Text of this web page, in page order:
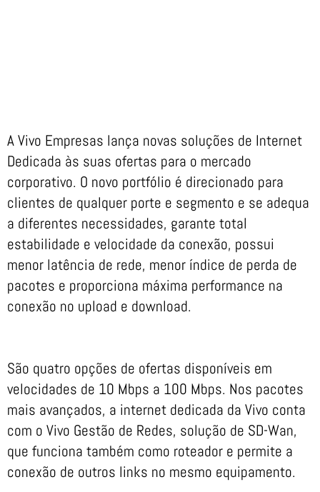
A Vivo Empresas lança novas soluções de Internet
Dedicada às suas ofertas para o mercado
corporativo. O novo portfólio é direcionado para
clientes de qualquer porte e segmento e se adequa
a diferentes necessidades, garante total
estabilidade e velocidade da conexão, possui
menor latência de rede, menor índice de perda de
pacotes e proporciona máxima performance na
conexão no upload e download.
São quatro opções de ofertas disponíveis em
velocidades de 10 Mbps a 100 Mbps. Nos pacotes
mais avançados, a internet dedicada da Vivo conta
com o Vivo Gestão de Redes, solução de SD-Wan,
que funciona também como roteador e permite a
conexão de outros links no mesmo equipamento.